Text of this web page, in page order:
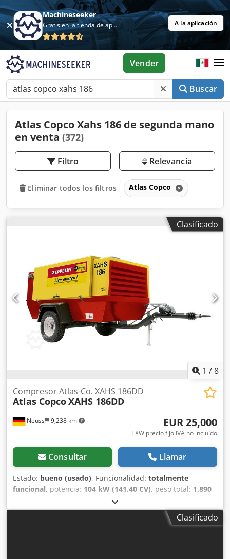
Machineseeker
Gratis en la tienda de aplicaciones A la aplicación
Buscar
Vender
Atlas Copco Xahs 186 de segunda mano
en venta (372)
Filtro Relevancia
Eliminar todos los filtros Atlas Copco
Clasificado
1 /8
Neuss 9,238 km
Compresor Atlas-Co. XAHS 186DD
Atlas CopcoXAHS 186DD
EUR 25,000
EXW precio fijo IVA no incluído
Consultar Llamar
Estado: bueno (usado), Funcionalidad: totalmente
funcional, potencia: 104 kW (141.40 CV), peso total: 1,890
diésel
fabricación:2016, horas de funcionamiento:3,735 h,
, número de Clasificado